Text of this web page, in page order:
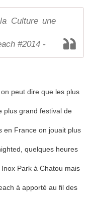
Culture une
#2014 -
peut dire que les plus
plus grand festival de
en France on jouait plus
quelques heures
Park à Chatou mais
à apporté au fil des